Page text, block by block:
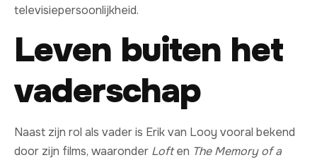
televisiepersoonlijkheid.
Leven buiten het
vaderschap
Naast zijn rol als vader is Erik van Looy vooral bekend
door zijn films, waaronder Loften The Memory of a